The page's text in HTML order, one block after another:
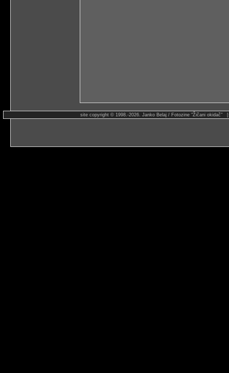
site copyright © 1998.-2026. Janko Belaj / Fotozine "Žičani okidač"